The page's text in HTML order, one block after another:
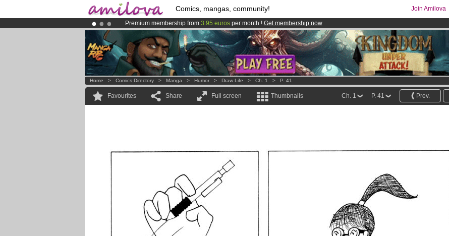
Comics, mangas, community! Join Amilova
Premium membership from 3.95 euros per month ! Get membership now
Already 100000membersand 1000comics & mangas!.
AmilovaKickstarter is now LIVE!.
Home > Comics Directory > Manga > Humor > Draw Life > Ch. 1 > P. 41
Favourites Share Full screen Thumbnails Prev.
P. 41
Ch. 1